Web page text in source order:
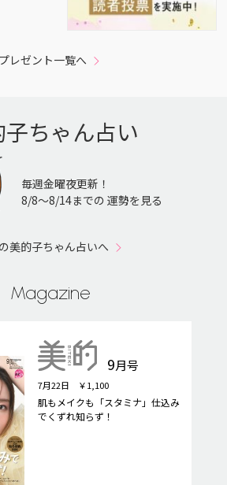
プレゼント一覧へ
ちゃん占い
毎週金曜夜更新！
8/8〜8/14までの 運勢を見る
美的子ちゃん占いへ
Magazine
9月号
7月22日 ￥1,100
肌もメイクも「スタミナ」仕込み
でくずれ知らず！